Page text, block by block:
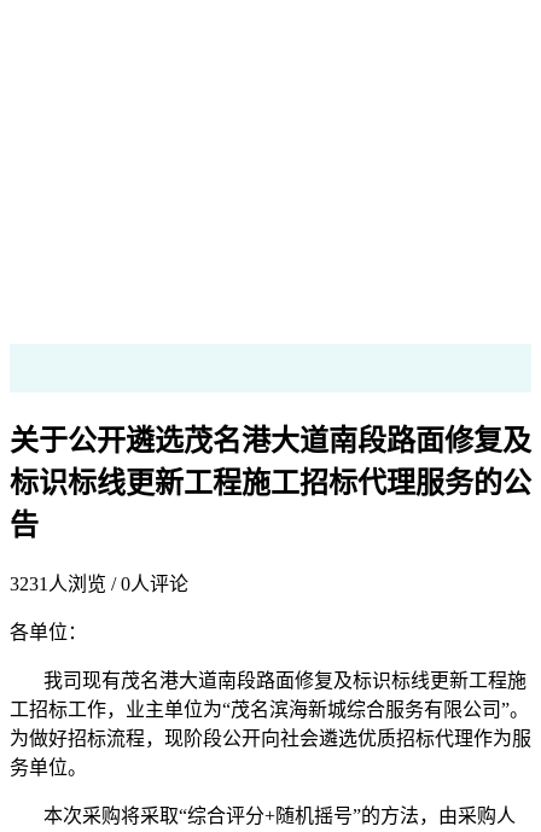
关于公开遴选茂名港大道南段路面修复及
标识标线更新工程施工招标代理服务的公
告
3231 人浏览 /0人评论
各单位：
我司现有茂名港大道南段路面修复及标识标线更新工程施
工招标工作， 业主单位为“茂名滨海新城综合服务有限公司”。
为做好招标流程，现阶段公开向社会遴选优质招标代理作为服
务单位。
本次采购将采取“综合评分+随机摇号”的方法， 由采购人